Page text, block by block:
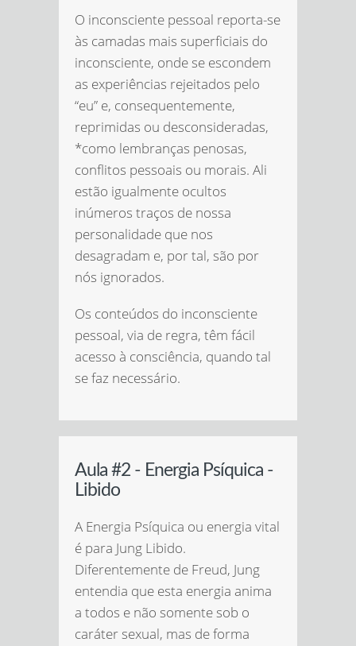
O inconsciente pessoal reporta-se
às camadas mais superficiais do
inconsciente, onde se escondem
as experiências rejeitados pelo
“eu” e, consequentemente,
reprimidas ou desconsideradas,
*como lembranças penosas,
conflitos pessoais ou morais. Ali
estão igualmente ocultos
inúmeros traços de nossa
personalidade que nos
desagradam e, por tal, são por
nós ignorados.
Os conteúdos do inconsciente
pessoal, via de regra, têm fácil
acesso à consciência, quando tal
se faz necessário.
Aula #2 - Energia Psíquica -
Libido
A Energia Psíquica ou energia vital
é para Jung Libido.
Diferentemente de Freud, Jung
entendia que esta energia anima
a todos e não somente sob o
caráter sexual, mas de forma